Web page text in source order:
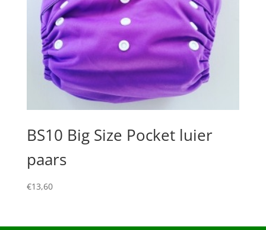
BS10 Big Size Pocket luier
paars
€13,60